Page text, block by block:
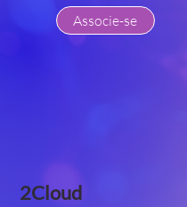
Associe-se
2Cloud